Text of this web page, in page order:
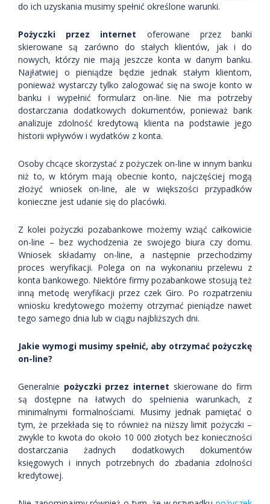
do ich uzyskania musimy spełnić określone warunki.
Pożyczki przez internet oferowane przez banki
skierowane są zarówno do stałych klientów, jak i do
nowych, którzy nie mają jeszcze konta w danym banku.
Najłatwiej o pieniądze będzie jednak stałym klientom,
ponieważ wystarczy tylko zalogować się na swoje konto w
banku i wypełnić formularz on-line. Nie ma potrzeby
dostarczania dodatkowych dokumentów, ponieważ bank
analizuje zdolność kredytową klienta na podstawie jego
historii wpływów i wydatków z konta.
Osoby chcące skorzystać z pożyczek on-line w innym banku
niż to, w którym mają obecnie konto, najczęściej mogą
złożyć wniosek on-line, ale w większości przypadków
konieczne jest udanie się do placówki.
Z kolei pożyczki pozabankowe możemy wziąć całkowicie
on-line – bez wychodzenia ze swojego biura czy domu.
Wniosek składamy on-line, a następnie przechodzimy
proces weryfikacji. Polega on na wykonaniu przelewu z
konta bankowego. Niektóre firmy pozabankowe stosują też
inną metodę weryfikacji przez czek Giro. Po rozpatrzeniu
wniosku kredytowego możemy otrzymać pieniądze nawet
tego samego dnia lub w ciągu najbliższych dni.
Jakie wymogi musimy spełnić, aby otrzymać pożyczkę
on-line?
Generalnie pożyczki przez internet skierowane do firm
są dostępne na łatwych do spełnienia warunkach, z
minimalnymi formalnościami. Musimy jednak pamiętać o
tym, że przekłada się to również na niższy limit pożyczki –
zwykle to kwota do około 10 000 złotych bez konieczności
dostarczania żadnych dodatkowych dokumentów
księgowych i innych potrzebnych do zbadania zdolności
kredytowej.